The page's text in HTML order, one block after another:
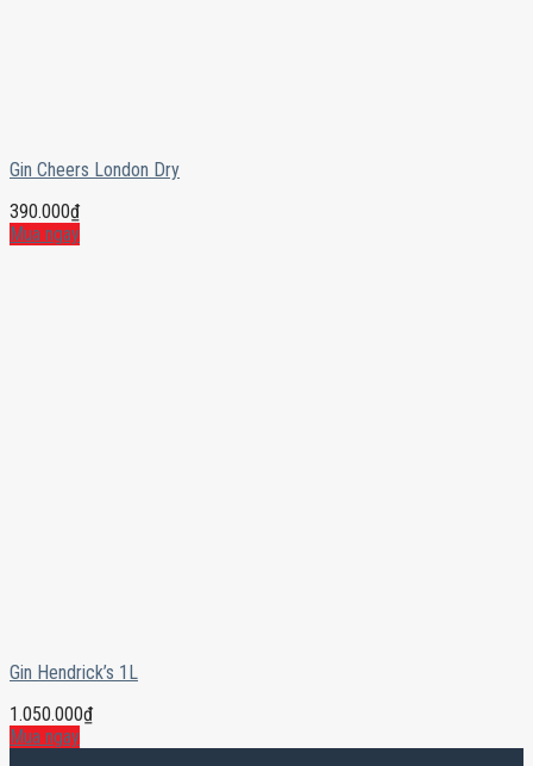
Gin Cheers London Dry
390.000₫
Mua ngay
Gin Hendrick’s 1L
1.050.000₫
Mua ngay